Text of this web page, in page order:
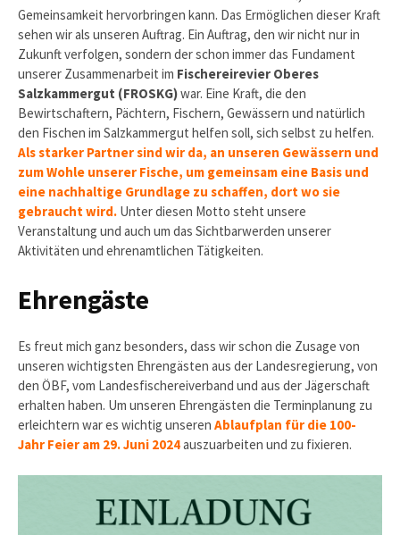
Gemeinsamkeit hervorbringen kann. Das Ermöglichen dieser Kraft
sehen wir als unseren Auftrag. Ein Auftrag, den wir nicht nur in
Zukunft verfolgen, sondern der schon immer das Fundament
unserer Zusammenarbeit im Fischereirevier Oberes
Salzkammergut (FROSKG)war. Eine Kraft, die den
Bewirtschaftern, Pächtern, Fischern, Gewässern und natürlich
den Fischen im Salzkammergut helfen soll, sich selbst zu helfen.
Als starker Partner sind wir da, an unseren Gewässern und
zum Wohle unserer Fische, um gemeinsam eine Basis und
eine nachhaltige Grundlage zu schaffen, dort wo sie
gebraucht wird. Unter diesen Motto steht unsere
Veranstaltung und auch um das Sichtbarwerden unserer
Aktivitäten und ehrenamtlichen Tätigkeiten.
Ehrengäste
Es freut mich ganz besonders, dass wir schon die Zusage von
unseren wichtigsten Ehrengästen aus der Landesregierung, von
den ÖBF, vom Landesfischereiverband und aus der Jägerschaft
erhalten haben. Um unseren Ehrengästen die Terminplanung zu
erleichtern war es wichtig unseren Ablaufplan für die 100-
Jahr Feier am 29. Juni 2024auszuarbeiten und zu fixieren.